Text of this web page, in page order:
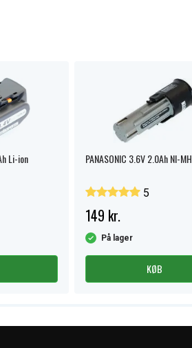
Li-ion PANASONIC 3.6V 2.0Ah NI-MH
5
149 kr.
På lager
KØB